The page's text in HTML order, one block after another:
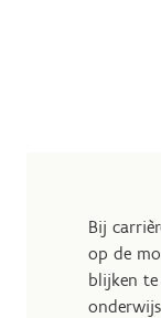
Bij
op de
blijken